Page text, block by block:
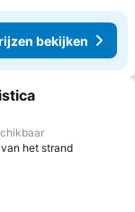
bekijken
favorieten
het strand